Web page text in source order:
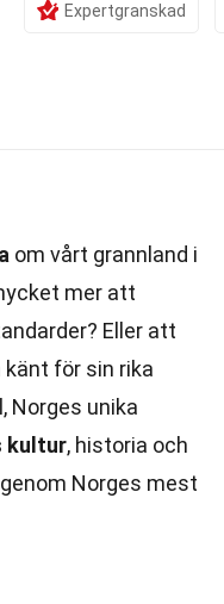
Expertgranskad
om vårt grannland i
mer att
Eller att
känt för sin rika
Norges unika
kultur, historia och
genom Norges mest